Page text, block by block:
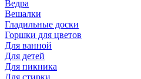
Ведра
Вешалки
Гладильные доски
Горшки для цветов
Для ванной
Для детей
Для пикника
Для стирки